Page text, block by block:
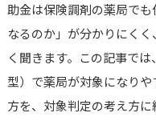
助金は保険調剤の薬局で
なるのか」が分かりにく
く聞きます。この記事で
型）で薬局が対象になり
方を、対象判定の考え方に